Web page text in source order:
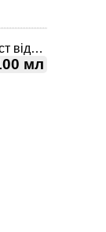
100 мл
мл